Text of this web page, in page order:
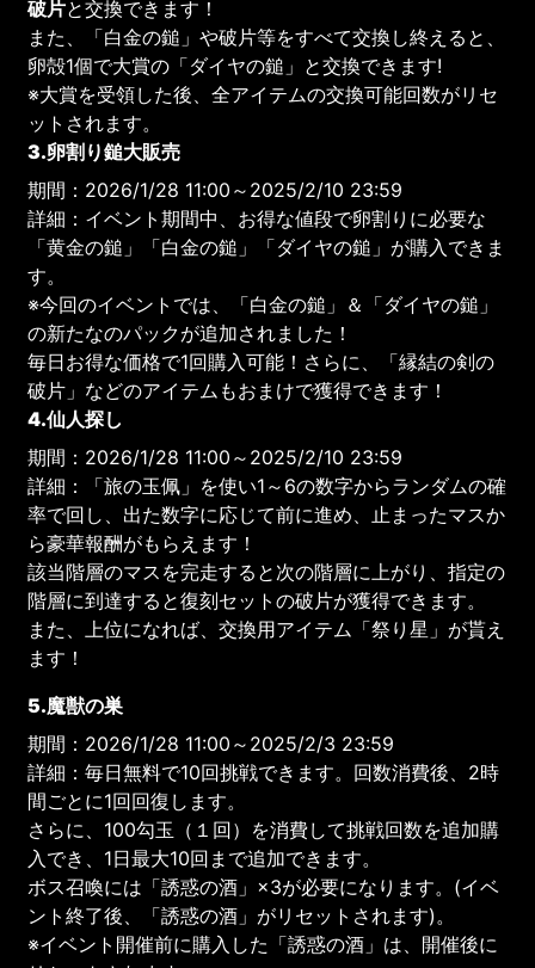
破片と交換できます！
また、「白金の鎚」や破片等をすべて交換し終えると、
卵殻1個で大賞の「ダイヤの鎚」と交換できます!
※大賞を受領した後、全アイテムの交換可能回数がリセ
ットされます。
3.卵割り鎚大販売
期間：2026/1/28 11:00～2025/2/10 23:59
詳細：イベント期間中、お得な値段で卵割りに必要な
「黄金の鎚」「白金の鎚」「ダイヤの鎚」が購入できま
す。
※今回のイベントでは、「白金の鎚」＆「ダイヤの鎚」
の新たなのパックが追加されました！
毎日お得な価格で1回購入可能！さらに、「縁結の剣の
破片」などのアイテムもおまけで獲得できます！
4.仙人探し
期間：2026/1/28 11:00～2025/2/10 23:59
詳細：「旅の玉佩」を使い1～6の数字からランダムの確
率で回し、出た数字に応じて前に進め、止まったマスか
ら豪華報酬がもらえます！
該当階層のマスを完走すると次の階層に上がり、指定の
階層に到達すると復刻セットの破片が獲得できます。
また、上位になれば、交換用アイテム「祭り星」が貰え
ます！
5.魔獣の巣
期間：2026/1/28 11:00～2025/2/3 23:59
詳細：毎日無料で10回挑戦できます。回数消費後、2時
間ごとに1回回復します。
さらに、100勾玉（１回）を消費して挑戦回数を追加購
入でき、1日最大10回まで追加できます。
ボス召喚には「誘惑の酒」×3が必要になります。(イベ
ント終了後、「誘惑の酒」がリセットされます)。
※イベント開催前に購入した「誘惑の酒」は、開催後に